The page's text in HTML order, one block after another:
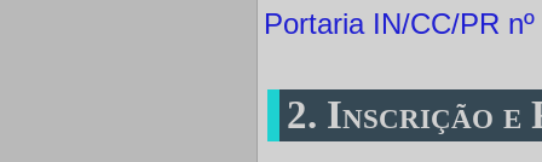
Portaria IN/CC/PR
2. Inscrição e